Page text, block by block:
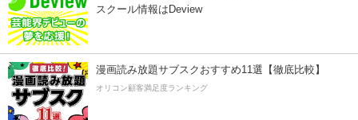
スクール情報はDeview
漫画読み放題サブスクおすすめ11選【徹底比較】
オリコン顧客満足度ランキング